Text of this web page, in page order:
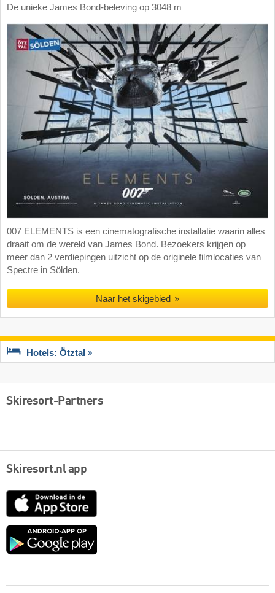
De unieke James Bond-beleving op 3048 m
007 ELEMENTS is een cinematografische installatie waarin alles
draait om de wereld van James Bond. Bezoekers krijgen op
meer dan 2 verdiepingen uitzicht op de originele filmlocaties van
Spectre in Sölden.
Naar het skigebied
Hotels: Ötztal
Skiresort-Partners
Skiresort.nl app
App
Google